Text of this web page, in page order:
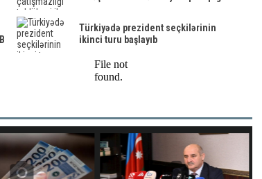
Türkiyədə prezident seçkilərinin
ikinci turu başlayıb